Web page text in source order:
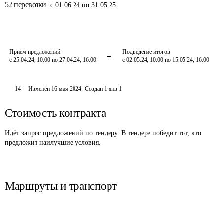
52 перевозки с 01.06.24 по 31.05.25
Приём предложений
с 25.04.24, 10:00 по 27.04.24, 16:00
Подведение итогов
с 02.05.24, 10:00 по 15.05.24, 16:00
14 Изменён 16 мая 2024. Создан 1 янв 1
Стоимость контракта
Идёт запрос предложений по тендеру. В тендере победит тот, кто
предложит наилучшие условия.
Маршруты и транспорт